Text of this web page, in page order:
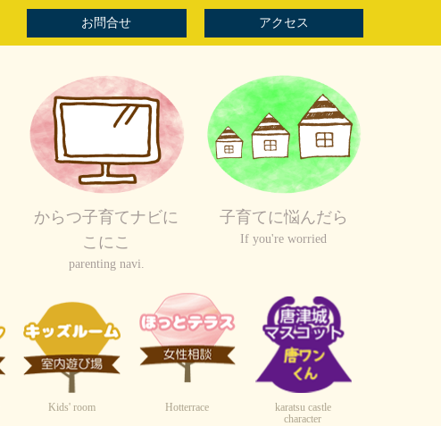
お問合せ アクセス
からつ子育てナビに
こにこ
parenting navi.
子育てに悩んだら
If you're worried
Kids' room Hotterrace
karatsu castle
character